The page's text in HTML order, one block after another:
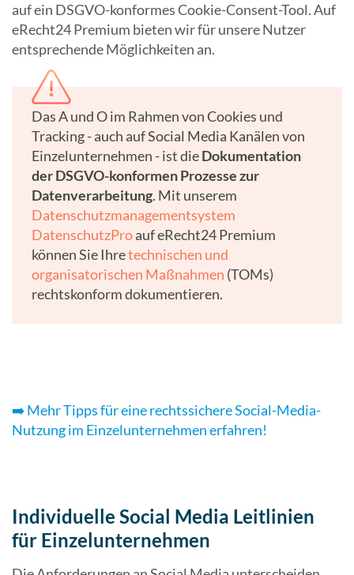
auf ein DSGVO-konformes Cookie-Consent-Tool. Auf
eRecht24 Premium bieten wir für unsere Nutzer
entsprechende Möglichkeiten an.
Das A und O im Rahmen von Cookies und
Tracking - auch auf Social Media Kanälen von
Einzelunternehmen - ist dieDokumentation
der DSGVO-konformen Prozesse zur
Datenverarbeitung. Mit unserem
Datenschutzmanagementsystem
DatenschutzProauf eRecht24 Premium
können Sie Ihretechnischen und
organisatorischen Maßnahmen (TOMs)
rechtskonform dokumentieren.
➡️ Mehr Tipps für eine rechtssichere Social-Media-
Nutzung im Einzelunternehmen erfahren!
Individuelle Social Media Leitlinien
für Einzelunternehmen